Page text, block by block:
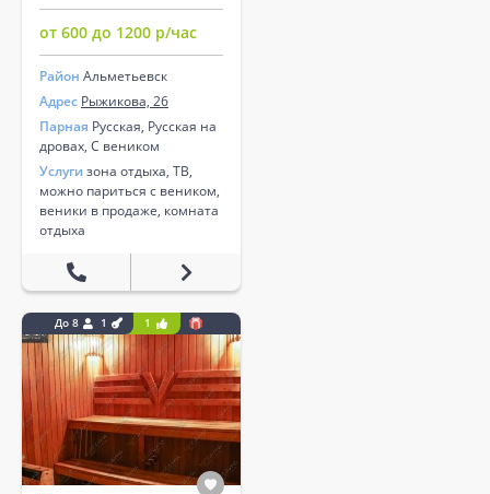
от 600 до 1200 р/час
Район Альметьевск
Адрес Рыжикова, 26
Парная Русская, Русская на
дровах, С веником
Услуги зона отдыха, ТВ,
можно париться с веником,
веники в продаже, комната
отдыха
До 8 1 1